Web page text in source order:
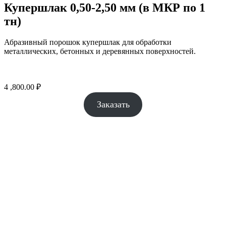
Купершлак 0,50-2,50 мм (в МКР по 1
тн)
Абразивный порошок купершлак для обработки
металлических, бетонных и деревянных поверхностей.
4 ,800.00 ₽
Заказать